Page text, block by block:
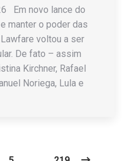
Em novo lance do
manter o poder das
voltou a ser
De fato – assim
Kirchner, Rafael
Noriega, Lula e